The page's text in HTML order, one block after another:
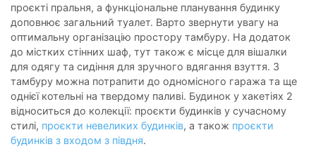
проєкті пральня, а функціональне планування будинку
доповнює загальний туалет. Варто звернути увагу на
оптимальну організацію простору тамбуру. На додаток
до містких стінних шаф, тут також є місце для вішалки
для одягу та сидіння для зручного вдягання взуття. З
тамбуру можна потрапити до одномісного гаража та ще
однієї котельні на твердому паливі. Будинок у хакетіях 2
відноситься до колекції: проєкти будинків у сучасному
стилі, проєкти невеликих будинків, а також проєкти
будинків з входом з півдня.